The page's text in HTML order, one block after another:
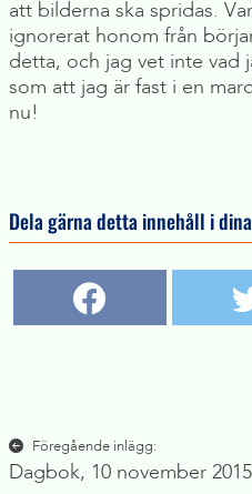
att bilderna ska spridas.
ignorerat honom från
detta, och jag vet inte vad
som att jag är fast i en
nu!
Dela gärna detta innehåll i
Inläggsnavigering
Föregående inlägg:
Dagbok, 10 november 2015